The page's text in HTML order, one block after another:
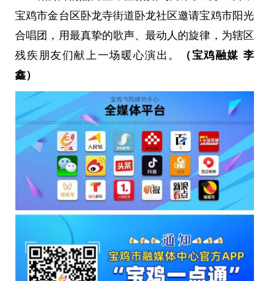
宝鸡市金台区卧龙寺街道卧龙社区邀请宝鸡市阳光
合唱团，用最真挚的歌声、最动人的旋律，为辖区
残疾朋友们献上一场暖心演出。
（宝鸡融媒 李
鑫）